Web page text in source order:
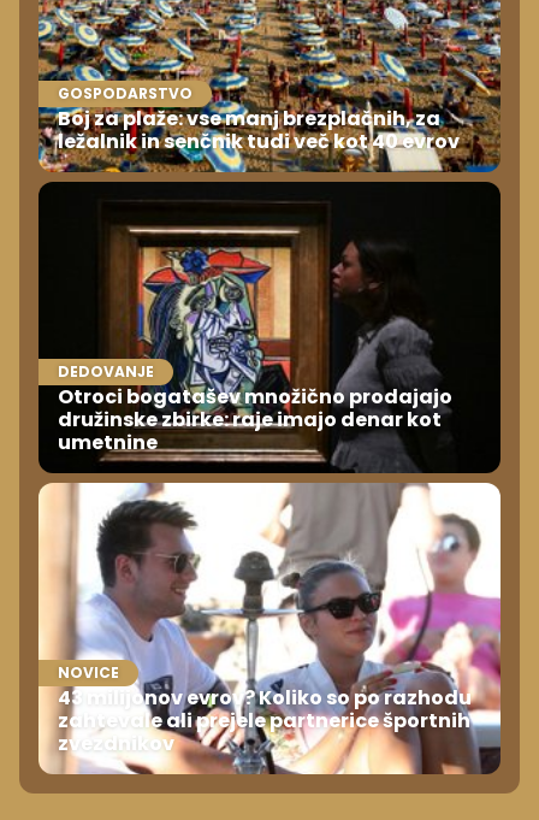
GOSPODARSTVO
Boj za plaže: vse manj brezplačnih, za
ležalnik in senčnik tudi več kot 40 evrov
DEDOVANJE
Otroci bogatašev množično prodajajo
družinske zbirke: raje imajo denar kot
umetnine
NOVICE
43 milijonov evrov? Koliko so po razhodu
zahtevale ali prejele partnerice športnih
zvezdnikov